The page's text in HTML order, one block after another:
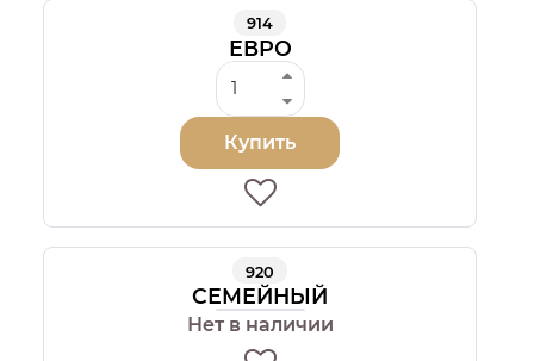
914
ЕВРО
Купить
920
СЕМЕЙНЫЙ
Нет в наличии